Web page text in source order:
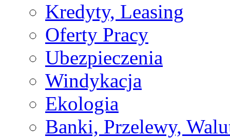
Kredyty, Leasing
Oferty Pracy
Ubezpieczenia
Windykacja
Ekologia
Banki, Przelewy,